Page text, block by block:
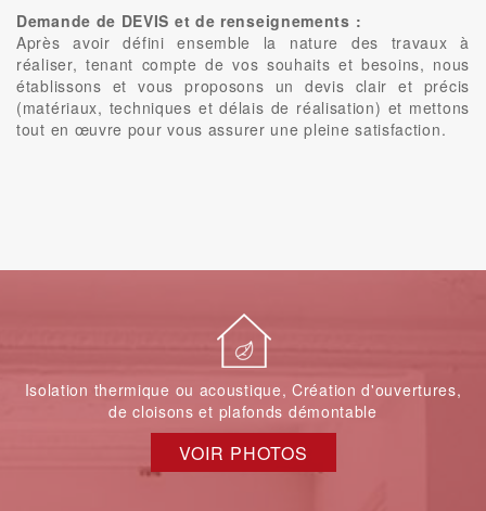
Demande de DEVIS et de renseignements :
Après avoir défini ensemble la nature des travaux à
réaliser, tenant compte de vos souhaits et besoins, nous
établissons et vous proposons un devis clair et précis
(matériaux, techniques et délais de réalisation) et mettons
tout en œuvre pour vous assurer une pleine satisfaction.
Isolation thermique ou acoustique, Création d'ouvertures,
de cloisons et plafonds démontable
VOIR PHOTOS